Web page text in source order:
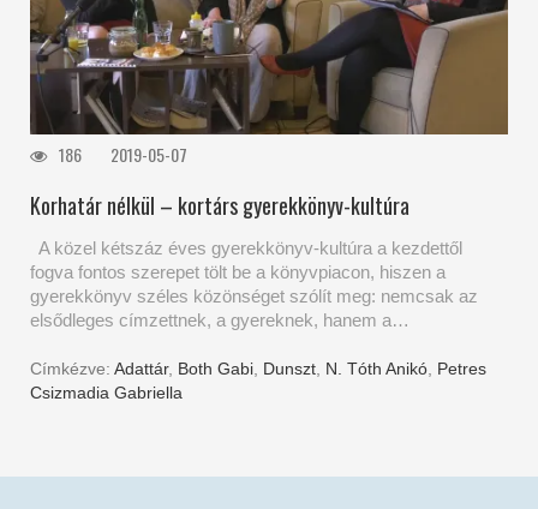
186 2019-05-07
Korhatár nélkül – kortárs gyerekkönyv-kultúra
A közel kétszáz éves gyerekkönyv-kultúra a kezdettől
fogva fontos szerepet tölt be a könyvpiacon, hiszen a
gyerekkönyv széles közönséget szólít meg: nemcsak az
elsődleges címzettnek, a gyereknek, hanem a…
Címkézve: Adattár, Both Gabi, Dunszt, N. Tóth Anikó, Petres
Csizmadia Gabriella